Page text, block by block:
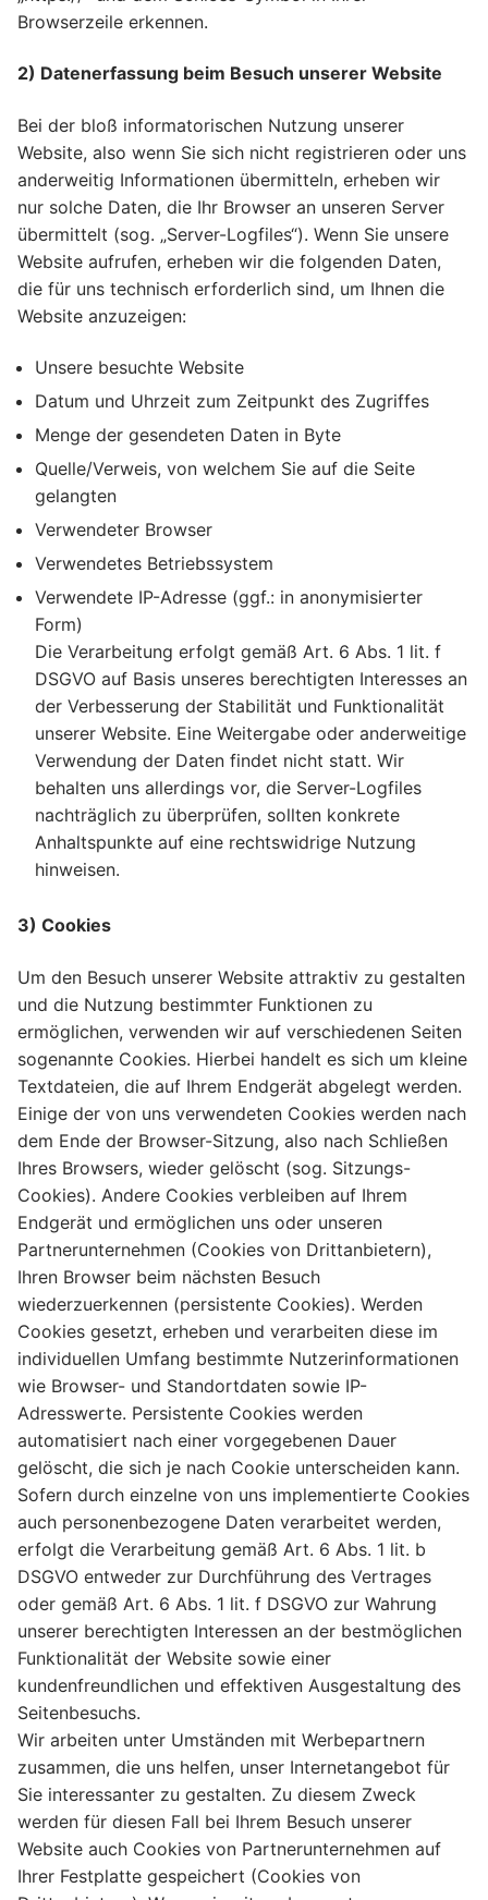
Browserzeile erkennen.
2) Datenerfassung beim Besuch unserer Website
Bei der bloß informatorischen Nutzung unserer
Website, also wenn Sie sich nicht registrieren oder uns
anderweitig Informationen übermitteln, erheben wir
nur solche Daten, die Ihr Browser an unseren Server
übermittelt (sog. „Server-Logfiles“). Wenn Sie unsere
Website aufrufen, erheben wir die folgenden Daten,
die für uns technisch erforderlich sind, um Ihnen die
Website anzuzeigen:
Unsere besuchte Website
Datum und Uhrzeit zum Zeitpunkt des Zugriffes
Menge der gesendeten Daten in Byte
Quelle/Verweis, von welchem Sie auf die Seite
gelangten
Verwendeter Browser
Verwendetes Betriebssystem
Verwendete IP-Adresse (ggf.: in anonymisierter
Form)
Die Verarbeitung erfolgt gemäß Art. 6 Abs. 1 lit. f
DSGVO auf Basis unseres berechtigten Interesses an
der Verbesserung der Stabilität und Funktionalität
unserer Website. Eine Weitergabe oder anderweitige
Verwendung der Daten findet nicht statt. Wir
behalten uns allerdings vor, die Server-Logfiles
nachträglich zu überprüfen, sollten konkrete
Anhaltspunkte auf eine rechtswidrige Nutzung
hinweisen.
3) Cookies
Um den Besuch unserer Website attraktiv zu gestalten
und die Nutzung bestimmter Funktionen zu
ermöglichen, verwenden wir auf verschiedenen Seiten
sogenannte Cookies. Hierbei handelt es sich um kleine
Textdateien, die auf Ihrem Endgerät abgelegt werden.
Einige der von uns verwendeten Cookies werden nach
dem Ende der Browser-Sitzung, also nach Schließen
Ihres Browsers, wieder gelöscht (sog. Sitzungs-
Cookies). Andere Cookies verbleiben auf Ihrem
Endgerät und ermöglichen uns oder unseren
Partnerunternehmen (Cookies von Drittanbietern),
Ihren Browser beim nächsten Besuch
wiederzuerkennen (persistente Cookies). Werden
Cookies gesetzt, erheben und verarbeiten diese im
individuellen Umfang bestimmte Nutzerinformationen
wie Browser- und Standortdaten sowie IP-
Adresswerte. Persistente Cookies werden
automatisiert nach einer vorgegebenen Dauer
gelöscht, die sich je nach Cookie unterscheiden kann.
Sofern durch einzelne von uns implementierte Cookies
auch personenbezogene Daten verarbeitet werden,
erfolgt die Verarbeitung gemäß Art. 6 Abs. 1 lit. b
DSGVO entweder zur Durchführung des Vertrages
oder gemäß Art. 6 Abs. 1 lit. f DSGVO zur Wahrung
unserer berechtigten Interessen an der bestmöglichen
Funktionalität der Website sowie einer
kundenfreundlichen und effektiven Ausgestaltung des
Seitenbesuchs.
Wir arbeiten unter Umständen mit Werbepartnern
zusammen, die uns helfen, unser Internetangebot für
Sie interessanter zu gestalten. Zu diesem Zweck
werden für diesen Fall bei Ihrem Besuch unserer
Website auch Cookies von Partnerunternehmen auf
Ihrer Festplatte gespeichert (Cookies von